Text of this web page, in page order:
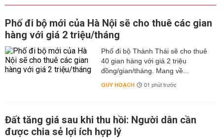
Phố đi bộ mới của Hà Nội sẽ cho thuê các gian
hàng với giá 2 triệu/tháng
Phố đi bộ Thành Thái sẽ cho thuê
40 gian hàng với giá 2 triệu
đồng/gian/tháng. Mang về...
QUY HOẠCH 01 phút trước
Đất tăng giá sau khi thu hồi: Người dân cần
được chia sẻ lợi ích hợp lý